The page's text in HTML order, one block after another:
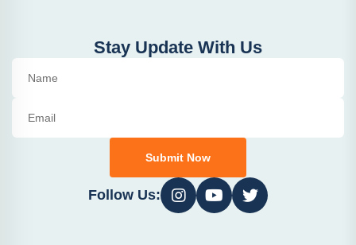
Stay Update With Us
Submit Now
Follow Us: